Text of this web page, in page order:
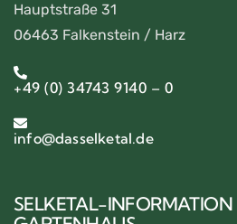
Hauptstraße 31
06463 Falkenstein / Harz
+49 (0) 34743 9140 – 0
info@dasselketal.de
SELKETAL-